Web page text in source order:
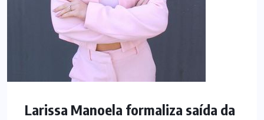
Larissa Manoela formaliza saída da